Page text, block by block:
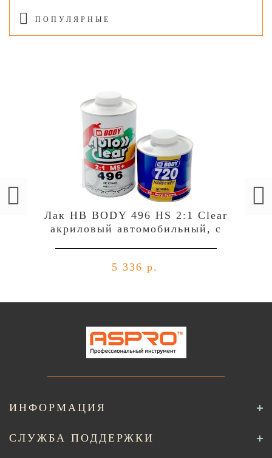
ПОПУЛЯРНЫЕ
Лак HB BODY 496 HS 2:1 Clear
акриловый автомобильный, c
5 336 р.
ИНФОРМАЦИЯ
СЛУЖБА ПОДДЕРЖКИ